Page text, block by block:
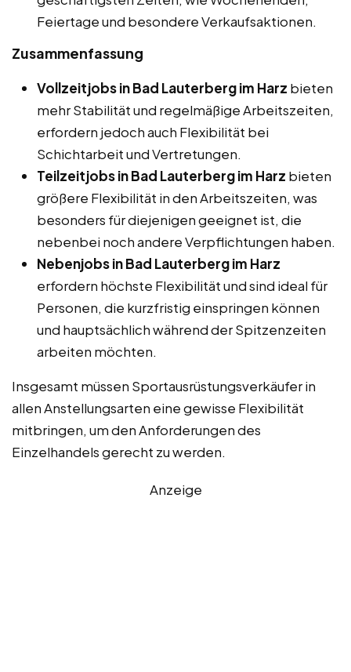
Feiertage und besondere Verkaufsaktionen.
Zusammenfassung
Vollzeitjobs in Bad Lauterberg im Harz bieten
mehr Stabilität und regelmäßige Arbeitszeiten,
erfordern jedoch auch Flexibilität bei
Schichtarbeit und Vertretungen.
Teilzeitjobs in Bad Lauterberg im Harz bieten
größere Flexibilität in den Arbeitszeiten, was
besonders für diejenigen geeignet ist, die
nebenbei noch andere Verpflichtungen haben.
Nebenjobs in Bad Lauterberg im Harz
erfordern höchste Flexibilität und sind ideal für
Personen, die kurzfristig einspringen können
und hauptsächlich während der Spitzenzeiten
arbeiten möchten.
Insgesamt müssen Sportausrüstungsverkäufer in
allen Anstellungsarten eine gewisse Flexibilität
mitbringen, um den Anforderungen des
Einzelhandels gerecht zu werden.
Anzeige